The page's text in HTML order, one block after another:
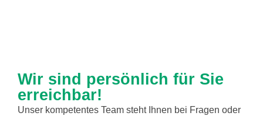
Wir sind persönlich für Sie
erreichbar!
Unser kompetentes Team steht Ihnen bei Fragen oder